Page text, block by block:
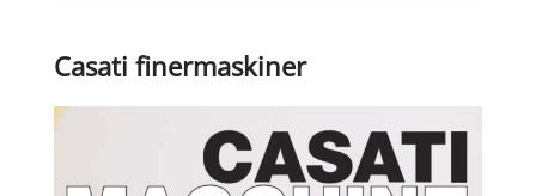
Casati finermaskiner